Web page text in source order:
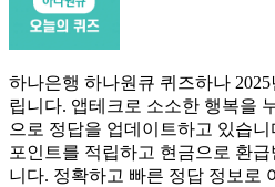
하나은행 하나원큐 퀴즈하나
립니다. 앱테크로 소소한 행복을
으로 정답을 업데이트하고 있습
포인트를 적립하고 현금으로 환
니다. 정확하고 빠른 정답 정보로